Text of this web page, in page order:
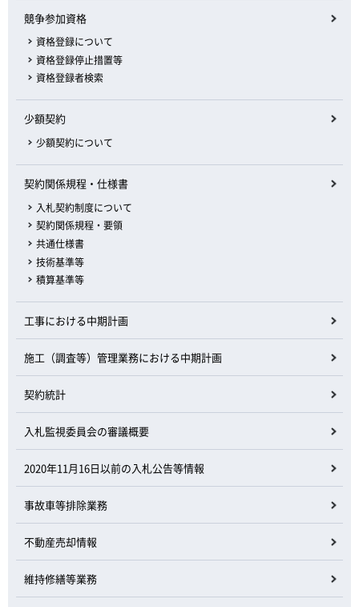
競争参加資格
資格登録について
資格登録停止措置等
資格登録者検索
少額契約
少額契約について
契約関係規程・仕様書
入札契約制度について
契約関係規程・要領
共通仕様書
技術基準等
積算基準等
工事における中期計画
施工（調査等）管理業務における中期計画
契約統計
入札監視委員会の審議概要
2020年11月16日以前の入札公告等情報
事故車等排除業務
不動産売却情報
維持修繕等業務